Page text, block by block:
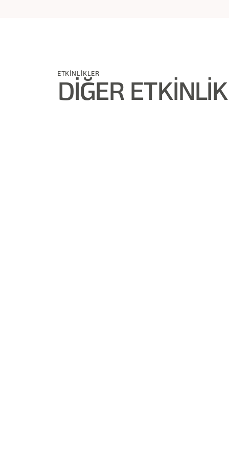
ETKİNLİKLER
DİĞER